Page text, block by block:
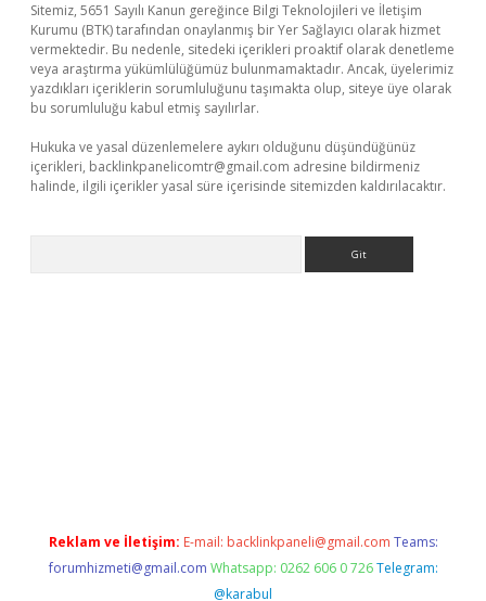
Sitemiz, 5651 Sayılı Kanun gereğince Bilgi Teknolojileri ve İletişim
Kurumu (BTK) tarafından onaylanmış bir Yer Sağlayıcı olarak hizmet
vermektedir. Bu nedenle, sitedeki içerikleri proaktif olarak denetleme
veya araştırma yükümlülüğümüz bulunmamaktadır. Ancak, üyelerimiz
yazdıkları içeriklerin sorumluluğunu taşımakta olup, siteye üye olarak
bu sorumluluğu kabul etmiş sayılırlar.
Hukuka ve yasal düzenlemelere aykırı olduğunu düşündüğünüz
içerikleri, backlinkpanelicomtr@gmail.com adresine bildirmeniz
halinde, ilgili içerikler yasal süre içerisinde sitemizden kaldırılacaktır.
Reklam ve İletişim: E-mail: backlinkpaneli@gmail.com Teams:
forumhizmeti@gmail.com Whatsapp: 0262 606 0 726 Telegram:
@karabul